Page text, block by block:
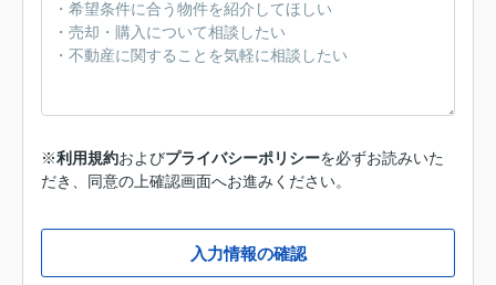
※利用規約およびプライバシーポリシーを必ずお読みいた
だき、同意の上確認画面へお進みください。
入力情報の確認